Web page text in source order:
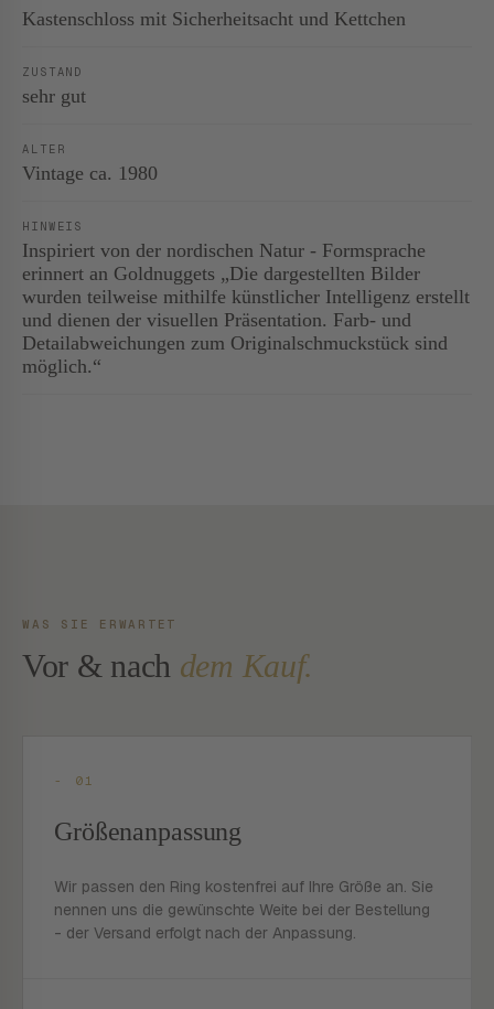
Kastenschloss mit Sicherheitsacht und Kettchen
ZUSTAND
sehr gut
ALTER
Vintage ca. 1980
HINWEIS
Inspiriert von der nordischen Natur - Formsprache
erinnert an Goldnuggets „Die dargestellten Bilder
wurden teilweise mithilfe künstlicher Intelligenz erstellt
und dienen der visuellen Präsentation. Farb- und
Detailabweichungen zum Originalschmuckstück sind
möglich.“
WAS SIE ERWARTET
Vor & nach dem Kauf.
- 01
Größenanpassung
Wir passen den Ring kostenfrei auf Ihre Größe an. Sie
nennen uns die gewünschte Weite bei der Bestellung
- der Versand erfolgt nach der Anpassung.